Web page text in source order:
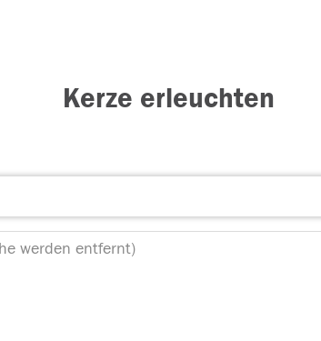
Kerze erleuchten